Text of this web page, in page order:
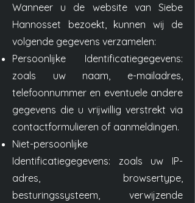
Wanneer u de website van Siebe
Hannosset bezoekt, kunnen wij de
volgende gegevens verzamelen:
Persoonlijke Identificatiegegevens:
zoals uw naam, e-mailadres,
telefoonnummer en eventuele andere
gegevens die u vrijwillig verstrekt via
contactformulieren of aanmeldingen.
Niet-persoonlijke
Identificatiegegevens: zoals uw IP-
adres, browsertype,
besturingssysteem, verwijzende